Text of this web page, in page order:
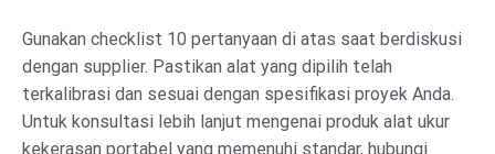
Gunakan checklist 10 pertanyaan di atas saat berdiskusi
dengan supplier. Pastikan alat yang dipilih telah
terkalibrasi dan sesuai dengan spesifikasi proyek Anda.
Untuk konsultasi lebih lanjut mengenai produk alat ukur
kekerasan portabel yang memenuhi standar, hubungi